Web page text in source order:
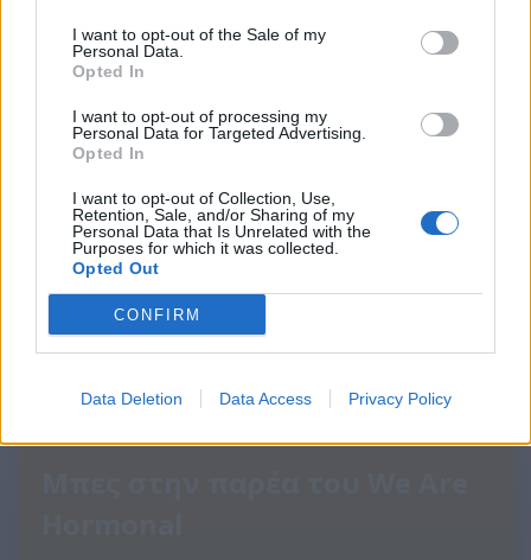
I want to opt-out of the Sale of my
Personal Data.
Opted In
I want to opt-out of processing my
Personal Data for Targeted Advertising.
Opted In
I want to opt-out of Collection, Use,
Retention, Sale, and/or Sharing of my
Personal Data that Is Unrelated with the
Purposes for which it was collected.
Opted Out
CONFIRM
Data Deletion Data Access Privacy Policy